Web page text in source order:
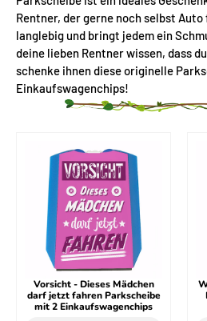
Rentner, der gerne noch selbst
langlebig und bringt jedem ein
deine lieben Rentner wissen, dass
schenke ihnen diese originelle
Einkaufswagenchips!
Vorsicht - Dieses Mädchen
darf jetzt fahren Parkscheibe
mit 2 Einkaufswagenchips